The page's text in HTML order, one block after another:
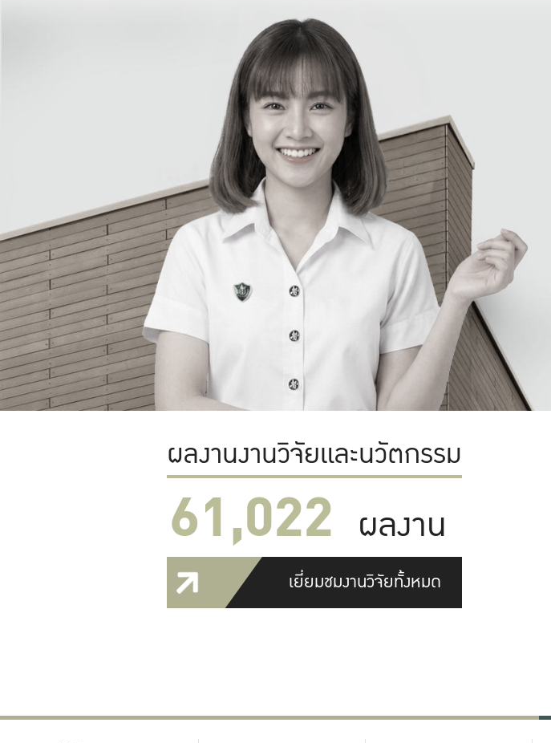
ผลงานงานวิจัยและนวัตกรรม
61,022 ผลงาน
เยี่ยมชมงานวิจัยทั้งหมด